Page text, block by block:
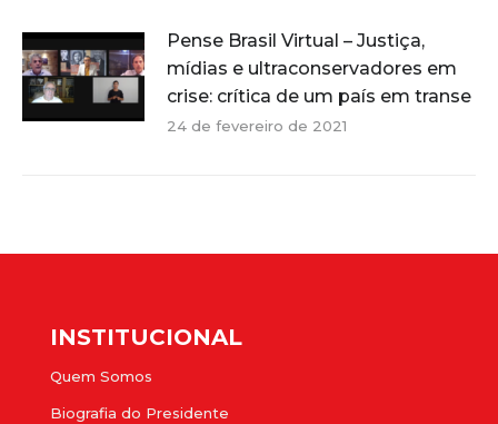
Pense Brasil Virtual – Justiça,
mídias e ultraconservadores em
crise: crítica de um país em transe
24 de fevereiro de 2021
INSTITUCIONAL
Quem Somos
Biografia do Presidente